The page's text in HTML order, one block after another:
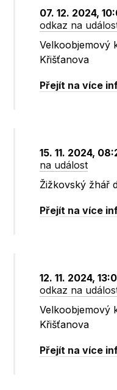
07. 12. 2024,
odkaz na
Velkoobjemový
Křišťanova
Přejít na více
15. 11. 2024,
na událost
Žižkovský žhář
Přejít na více
12. 11. 2024,
odkaz na
Velkoobjemový
Křišťanova
Přejít na více